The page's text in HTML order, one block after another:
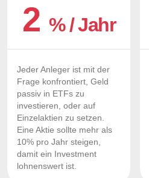
2 % / Jahr
Jeder Anleger ist mit der
Frage konfrontiert, Geld
passiv in ETFs zu
investieren, oder auf
Einzelaktien zu setzen.
Eine Aktie sollte mehr als
10% pro Jahr steigen,
damit ein Investment
lohnenswert ist.